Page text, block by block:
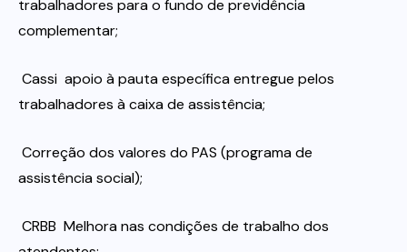
trabalhadores para o fundo de previdência
complementar;
 Cassi  apoio à pauta específica entregue pelos
trabalhadores à caixa de assistência;
 Correção dos valores do PAS (programa de
assistência social);
 CRBB  Melhora nas condições de trabalho dos